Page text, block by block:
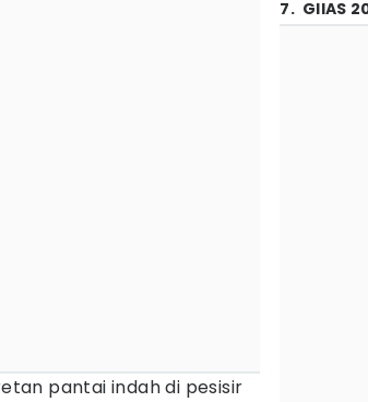
pantai indah di pesisir
7. GIIAS